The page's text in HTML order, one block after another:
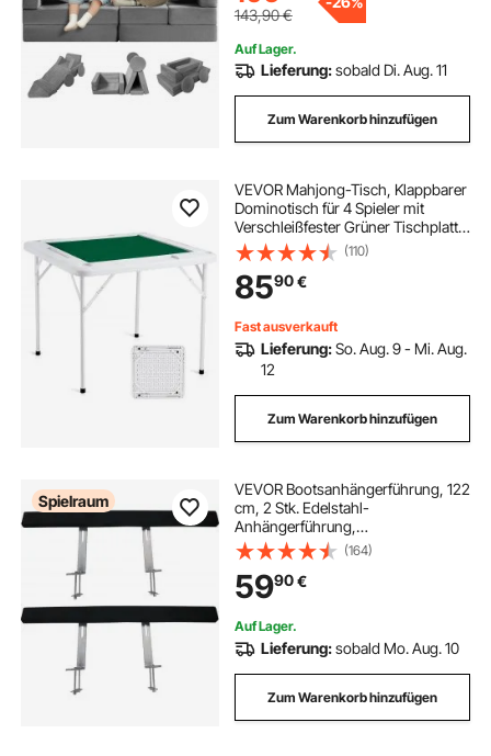
143,90€
Auf Lager.
Lieferung:sobald Di. Aug. 11
Zum Warenkorb hinzufügen
VEVOR Mahjong-Tisch, Klappbarer
Dominotisch für 4 Spieler mit
Verschleißfester Grüner Tischplatte,
Tragbarer Quadratischer
Kartentisch mit 4 Getränkehaltern &
4 Chip-Fächern für Mahjong-
Poker-Puzzles
(110)
8590€
Fast ausverkauft
Lieferung:So. Aug. 9 - Mi. Aug.
12
Zum Warenkorb hinzufügen
Spielraum
VEVOR Bootsanhängerführung, 122
cm, 2 Stk. Edelstahl-
Anhängerführung,
Anhängerführung mit Teppich-
gepolsterten Brettern, inkl.
Montageteile, für Skiboot,
Fischerboot oder
Segelbootanhänger
(164)
5990€
Auf Lager.
Lieferung:sobald Mo. Aug. 10
Zum Warenkorb hinzufügen